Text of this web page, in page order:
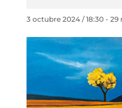
3 octubre 2024 / 18:30- 29